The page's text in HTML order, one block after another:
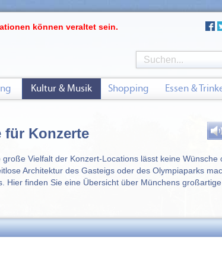
für Konzerte
Vielfalt der Konzert-Locations lässt keine Wünsche
Architektur des Gasteigs oder des Olympiaparks
Hier finden Sie eine Übersicht über Münchens großartige
können veraltet sein.
Kultur & Musik Shopping Essen &